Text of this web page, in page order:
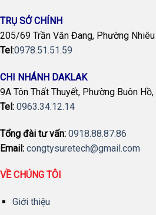
TRỤ SỞ CHÍNH
205/69 Trần Văn Đang, Phường Nhiêu
Tel:0978.51.51.59
CHI NHÁNH DAKLAK
9A Tôn Thất Thuyết, Phường Buôn
Tel: 0963.34.12.14
Tổng đài tư vấn: 0918.88.87.86
Email: congtysuretech@gmail.com
VỀ CHÚNG TÔI
Giới thiệu